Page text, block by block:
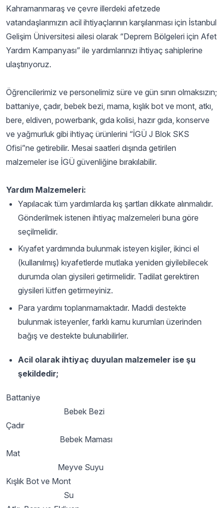
Kahramanmaraş ve çevre illerdeki afetzede
vatandaşlarımızın acil ihtiyaçlarının karşılanması için İstanbul
Gelişim Üniversitesi ailesi olarak “Deprem Bölgeleri için Afet
Yardım Kampanyası” ile yardımlarınızı ihtiyaç sahiplerine
ulaştırıyoruz.
Öğrencilerimiz ve personelimiz süre ve gün sınırı olmaksızın;
battaniye, çadır, bebek bezi, mama, kışlık bot ve mont, atkı,
bere, eldiven, powerbank, gıda kolisi, hazır gıda, konserve
ve yağmurluk gibi ihtiyaç ürünlerini “İGÜ J Blok SKS
Ofisi”ne getirebilir. Mesai saatleri dışında getirilen
malzemeler ise İGÜ güvenliğine bırakılabilir.
Yardım Malzemeleri:
Yapılacak tüm yardımlarda kış şartları dikkate alınmalıdır.
Gönderilmek istenen ihtiyaç malzemeleri buna göre
seçilmelidir.
Kıyafet yardımında bulunmak isteyen kişiler, ikinci el
(kullanılmış) kıyafetlerde mutlaka yeniden giyilebilecek
durumda olan giysileri getirmelidir. Tadilat gerektiren
giysileri lütfen getirmeyiniz.
Para yardımı toplanmamaktadır. Maddi destekte
bulunmak isteyenler, farklı kamu kurumları üzerinden
bağış ve destekte bulunabilirler.
Acil olarak ihtiyaç duyulan malzemeler ise şu
şekildedir;
Battaniye
Bebek Bezi
Çadır
Bebek Maması
Mat
Meyve Suyu
Kışlık Bot ve Mont
Su